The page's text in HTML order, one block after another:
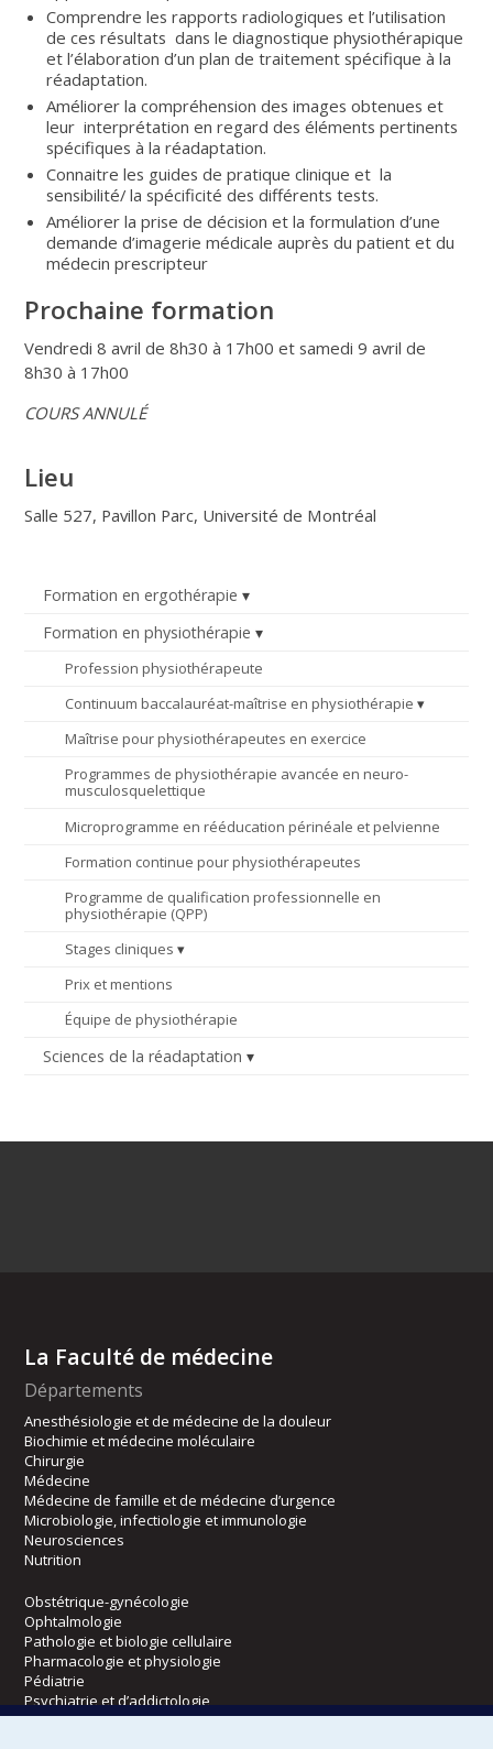
Formation en ergothérapie
Formation en physiothérapie
Profession physiothérapeute
Continuum baccalauréat-maîtrise en physiothérapie
Maîtrise pour physiothérapeutes en exercice
Programmes de physiothérapie avancée en neuro-
musculosquelettique
Microprogramme en rééducation périnéale et pelvienne
Formation continue pour physiothérapeutes
Programme de qualification professionnelle en
physiothérapie (QPP)
Stages cliniques
Prix et mentions
Équipe de physiothérapie
Sciences de la réadaptation
Comprendre les rapports radiologiques et l’utilisation
de ces résultats dans le diagnostique physiothérapique
et l’élaboration d’un plan de traitement spécifique à la
réadaptation.
Améliorer la compréhension des images obtenues et
leur interprétation en regard des éléments pertinents
spécifiques à la réadaptation.
Connaitre les guides de pratique clinique et la
sensibilité/ la spécificité des différents tests.
Améliorer la prise de décision et la formulation d’une
demande d’imagerie médicale auprès du patient et du
médecin prescripteur
Prochaine formation
Vendredi 8 avril de 8h30 à 17h00 et samedi 9 avril de
8h30 à 17h00
COURS ANNULÉ
Lieu
Salle 527, Pavillon Parc, Université de Montréal
La Faculté de médecine
Départements
Anesthésiologie et de médecine de la douleur
Biochimie et médecine moléculaire
Chirurgie
Médecine
Médecine de famille et de médecine d’urgence
Microbiologie, infectiologie et immunologie
Neurosciences
Nutrition
Obstétrique-gynécologie
Ophtalmologie
Pathologie et biologie cellulaire
Pharmacologie et physiologie
Pédiatrie
Psychiatrie et d’addictologie
Radiologie, radio-oncologie et médecine nucléaire